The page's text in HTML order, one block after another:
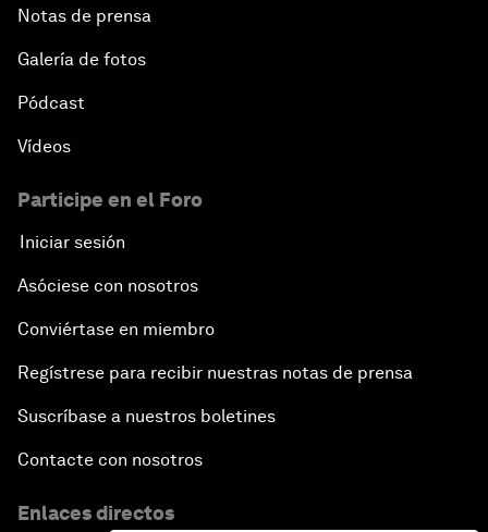
Notas de prensa
Galería de fotos
Pódcast
Vídeos
Participe en el Foro
Iniciar sesión
Asóciese con nosotros
Conviértase en miembro
Regístrese para recibir nuestras notas de prensa
Suscríbase a nuestros boletines
Contacte con nosotros
Enlaces directos